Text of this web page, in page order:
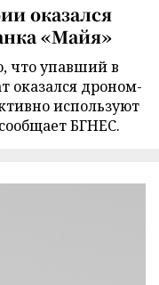
оказался
«Майя»
что упавший в
оказался дроном-
используют
БГНЕС.